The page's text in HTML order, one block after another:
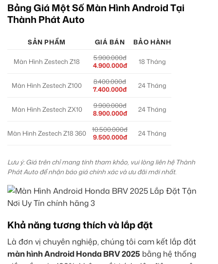
Bảng Giá Một Số Màn Hình Android Tại
Thành Phát Auto
SẢN PHẨM GIÁ BÁN BẢO HÀNH
Màn Hình Zestech Z18
5.900.000đ
4.900.000đ
18 Tháng
Màn Hình Zestech Z100
8.400.000đ
7.400.000đ
24 Tháng
Màn Hình Zestech ZX10
9.900.000đ
8.900.000đ
24 Tháng
Màn Hình Zestech Z18 360
10.500.000đ
9.500.000đ
24 Tháng
Lưu ý: Giá trên chỉ mang tính tham khảo, vui lòng liên hệ Thành
Phát Auto để nhận báo giá chính xác và ưu đãi mới nhất.
Khả năng tương thích và lắp đặt
Là đơn vị chuyên nghiệp, chúng tôi cam kết lắp đặt
màn hình Android Honda BRV 2025 bằng hệ thống